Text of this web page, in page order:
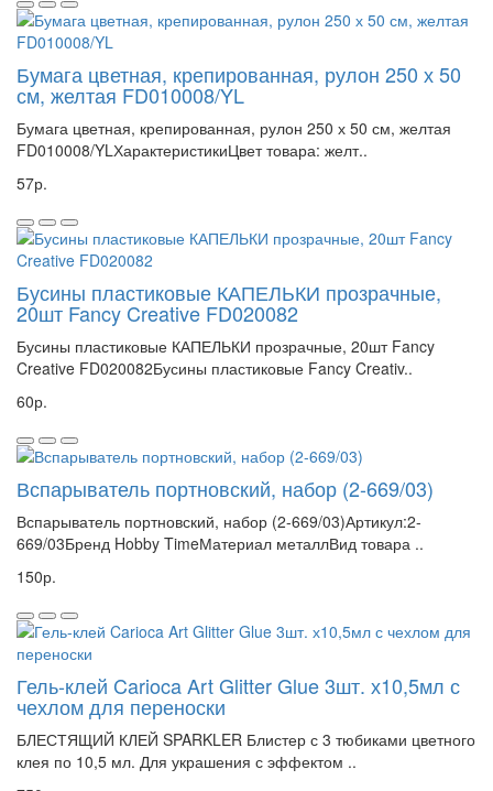
Бумага цветная, крепированная, рулон 250 х 50
см, желтая FD010008/YL
Бумага цветная, крепированная, рулон 250 х 50 см, желтая
FD010008/YLХарактеристикиЦвет товара: желт..
57р.
Бусины пластиковые КАПЕЛЬКИ прозрачные,
20шт Fancy Creative FD020082
Бусины пластиковые КАПЕЛЬКИ прозрачные, 20шт Fancy
Creative FD020082Бусины пластиковые Fancy Creativ..
60р.
Вспарыватель портновский, набор (2-669/03)
Вспарыватель портновский, набор (2-669/03)Артикул:2-
669/03Бренд Hobby TimeМатериал металлВид товара ..
150р.
Гель-клей Carioca Art Glitter Glue 3шт. х10,5мл с
чехлом для переноски
БЛЕСТЯЩИЙ КЛЕЙ SPARKLER Блистер с 3 тюбиками цветного
клея по 10,5 мл. Для украшения с эффектом ..